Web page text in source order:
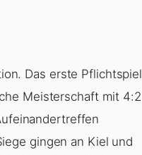
Das erste Pflichtspiel
Meisterschaft mit 4:2
gingen an Kiel und